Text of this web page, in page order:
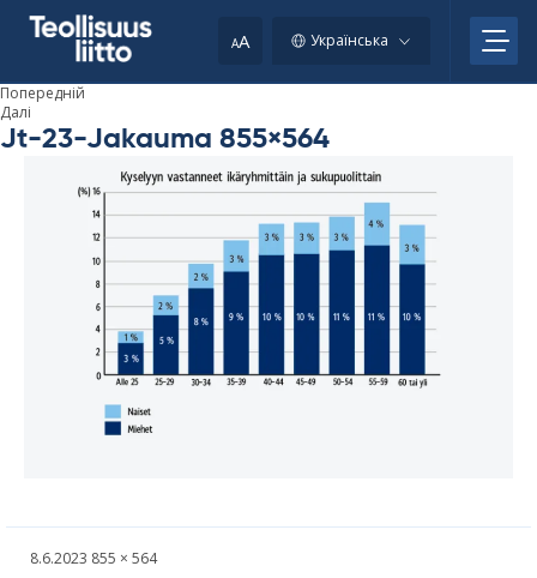
AA Українська
Попередній
Далі
Jt-23-Jakauma 855×564
Kirjoitettu
8.6.2023 Täysikokoinen
855 × 564